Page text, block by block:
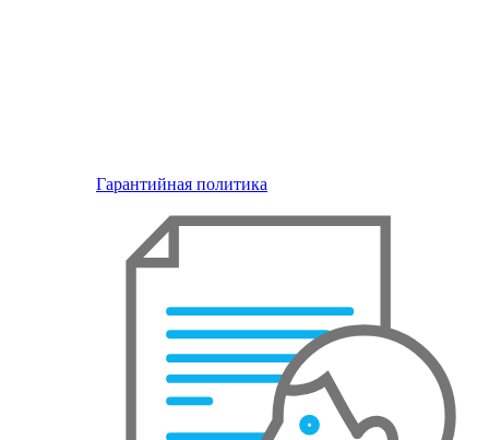
Гарантийная политика